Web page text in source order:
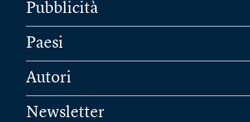
Pubblicità
Paesi
Autori
Newsletter